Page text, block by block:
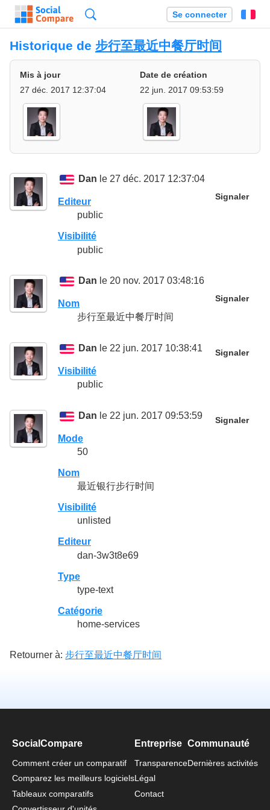
Se connecter
Historique de 步行至最近中餐厅时间
Mis à jour
27 déc. 2017 12:37:04
Date de création
22 jun. 2017 09:53:59
Dan le 27 déc. 2017 12:37:04
Signaler
Editeur
public
Visibilité
public
Dan le 20 nov. 2017 03:48:16
Signaler
Nom
步行至最近中餐厅时间
Dan le 22 jun. 2017 10:38:41 Signaler
Visibilité
public
Dan le 22 jun. 2017 09:53:59 Signaler
Mode
50
Nom
最近银行步行时间
Visibilité
unlisted
Editeur
dan-3w3t8e69
Type
type-text
Catégorie
home-services
Retourner à: 步行至最近中餐厅时间
SocialCompare
Comment créer un comparatif
Comparez les meilleurs logiciels
Tableaux comparatifs
Entreprise
Transparence
Légal
Contact
Communauté
Dernières activités